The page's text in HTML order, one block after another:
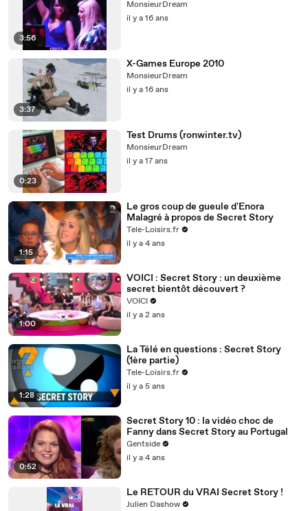
3:56
MonsieurDream
il y a 16 ans
3:37
X-Games Europe 2010
MonsieurDream
il y a 16 ans
0:23
Test Drums (ronwinter.tv)
MonsieurDream
il y a 17 ans
1:15
Le gros coup de gueule d'Enora
Malagré à propos de Secret Story
Tele-Loisirs.fr
il y a 4 ans
1:00
VOICI : Secret Story : un deuxième
secret bientôt découvert ?
VOICI
il y a 2 ans
1:28
La Télé en questions : Secret Story
(1ère partie)
Tele-Loisirs.fr
il y a 5 ans
0:52
Secret Story 10 : la vidéo choc de
Fanny dans Secret Story au Portugal
Gentside
il y a 4 ans
Le RETOUR du VRAI Secret Story !
Julien Dashow